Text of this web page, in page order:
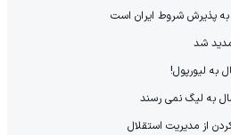
به پذیرش شروط ایران است
شد
به لیگ نمی رسند
از مدیریت استقلال